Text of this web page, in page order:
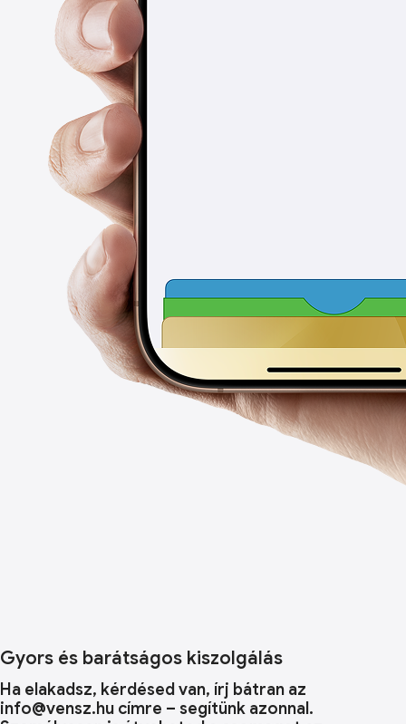
Gyors és barátságos kiszolgálás
Ha elakadsz, kérdésed van, írj bátran az
info@vensz.hu címre – segítünk azonnal.